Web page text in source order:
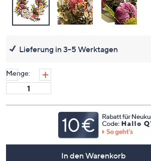
Lieferung in 3-5 Werktagen
Menge:
In den Warenkorb